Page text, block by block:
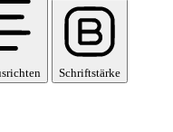
Schriftstärke